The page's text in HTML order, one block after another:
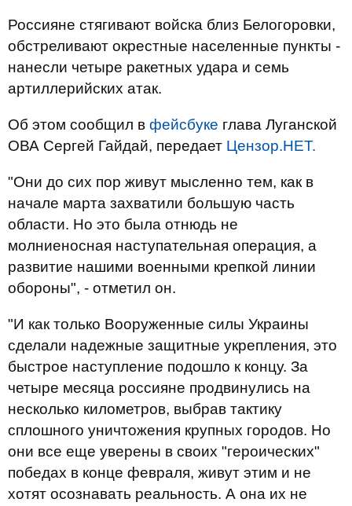
Россияне стягивают войска близ Белогоровки,
обстреливают окрестные населенные пункты -
нанесли четыре ракетных удара и семь
артиллерийских атак.
Об этом сообщил в фейсбуке глава Луганской
ОВА Сергей Гайдай, передает Цензор.НЕТ.
"Они до сих пор живут мысленно тем, как в
начале марта захватили большую часть
области. Но это была отнюдь не
молниеносная наступательная операция, а
развитие нашими военными крепкой линии
обороны", - отметил он.
"И как только Вооруженные силы Украины
сделали надежные защитные укрепления, это
быстрое наступление подошло к концу. За
четыре месяца россияне продвинулись на
несколько километров, выбрав тактику
сплошного уничтожения крупных городов. Но
они все еще уверены в своих "героических"
победах в конце февраля, живут этим и не
хотят осознавать реальность. А она их не